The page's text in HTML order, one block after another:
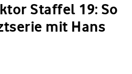
Staffel 19: So
mit Hans